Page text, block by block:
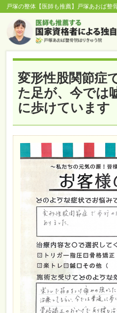
戸塚の整体【医師も推薦】戸塚あおば整
変形性股関節症
た足が、今では
に歩けています